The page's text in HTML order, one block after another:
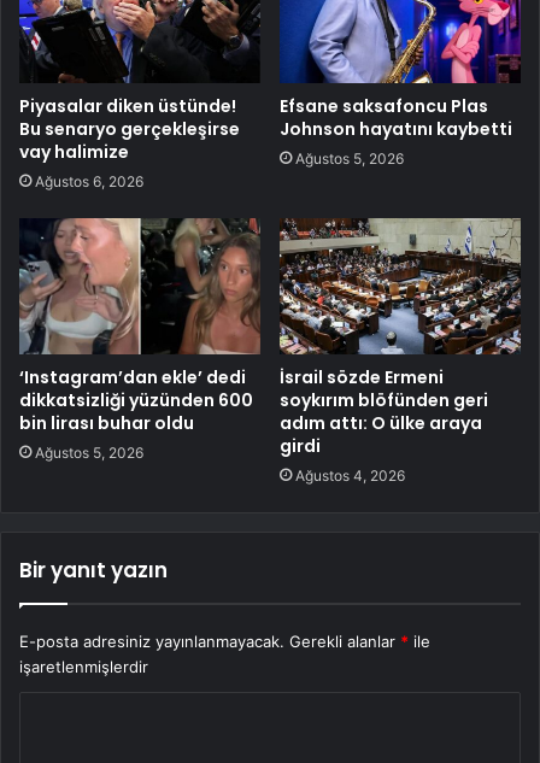
Piyasalar diken üstünde!
Bu senaryo gerçekleşirse
vay halimize
Ağustos 6, 2026
Efsane saksafoncu Plas
Johnson hayatını kaybetti
Ağustos 5, 2026
‘Instagram’dan ekle’ dedi
dikkatsizliği yüzünden 600
bin lirası buhar oldu
Ağustos 5, 2026
İsrail sözde Ermeni
soykırım blöfünden geri
adım attı: O ülke araya
girdi
Ağustos 4, 2026
Bir yanıt yazın
E-posta adresiniz yayınlanmayacak. Gerekli alanlar * ile
işaretlenmişlerdir